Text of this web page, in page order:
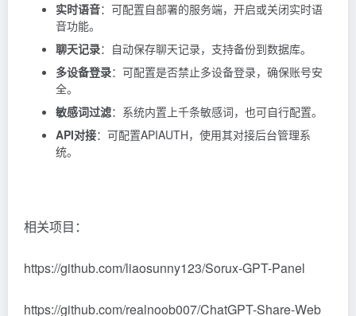
实时语音：可配置自部署的服务端，开启或关闭实时语
音功能。
聊天记录：自动保存聊天记录，支持备份到数据库。
多设备登录：可配置是否禁止多设备登录，确保账号安
全。
敏感词过滤：系统内置上千条敏感词，也可自行配置。
API对接：可配置APIAUTH，使用其对接后台管理系
统。
相关项目：
https://github.com/liaosunny123/Sorux-GPT-Panel
https://github.com/realnoob007/ChatGPT-Share-Web